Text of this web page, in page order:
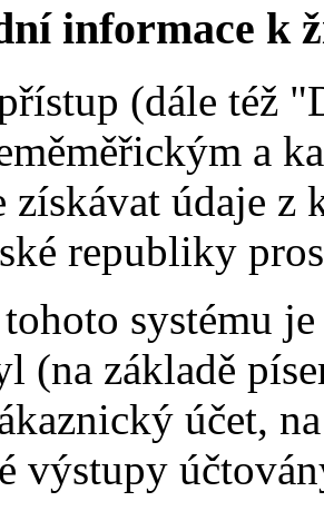
informace k
(dále též
a
získávat údaje z
republiky
systému
(na základě
účet,
výstupy